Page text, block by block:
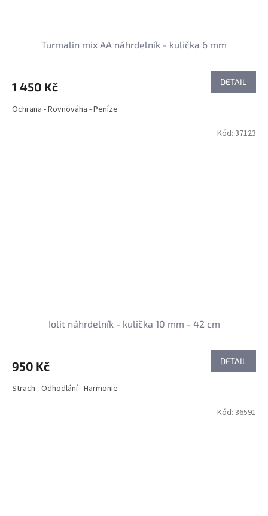
Turmalín mix AA náhrdelník - kulička 6 mm
1 450 Kč DETAIL
Ochrana - Rovnováha - Peníze
Iolit náhrdelník - kulička 10 mm - 42 cm
950 Kč DETAIL
Strach - Odhodlání - Harmonie
Kód: 37123
Kód: 36591